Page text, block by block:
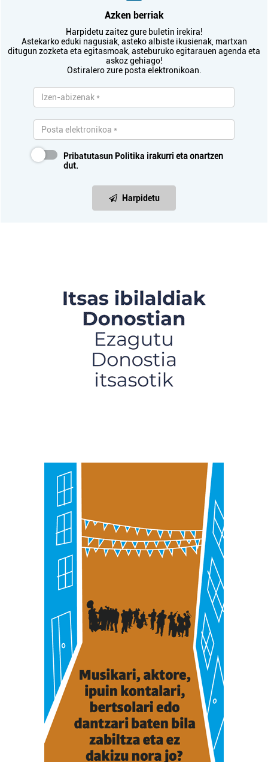
Azken berriak
Harpidetu zaitez gure buletin irekira!
Astekarko eduki nagusiak, asteko albiste ikusienak, martxan
ditugun zozketa eta egitasmoak, asteburuko egitarauen agenda eta
askoz gehiago!
Ostiralero zure posta elektronikoan.
Pribatutasun Politika irakurri eta onartzen
dut.
Harpidetu